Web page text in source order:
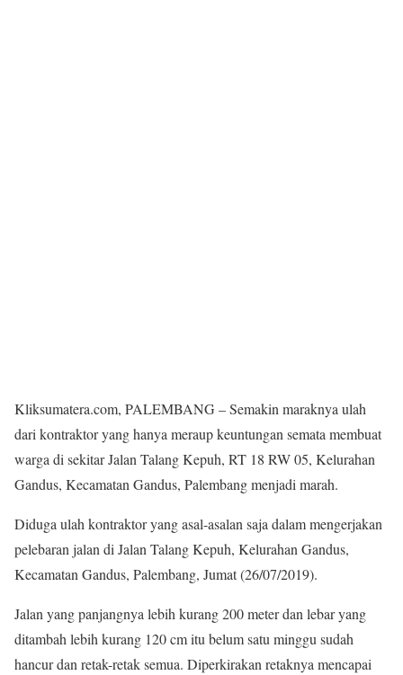
Kliksumatera.com, PALEMBANG – Semakin maraknya ulah
dari kontraktor yang hanya meraup keuntungan semata membuat
warga di sekitar Jalan Talang Kepuh, RT 18 RW 05, Kelurahan
Gandus, Kecamatan Gandus, Palembang menjadi marah.
Diduga ulah kontraktor yang asal-asalan saja dalam mengerjakan
pelebaran jalan di Jalan Talang Kepuh, Kelurahan Gandus,
Kecamatan Gandus, Palembang, Jumat (26/07/2019).
Jalan yang panjangnya lebih kurang 200 meter dan lebar yang
ditambah lebih kurang 120 cm itu belum satu minggu sudah
hancur dan retak-retak semua. Diperkirakan retaknya mencapai